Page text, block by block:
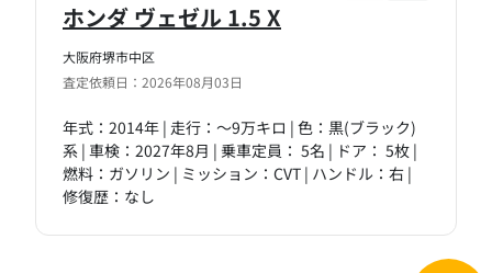
大阪府堺市中区
査定依頼日：2026年08月03日
ホンダ ヴェゼル 1.5 X
年式：2014年 | 走行：～9万キロ | 色：黒(ブラック)
系 | 車検：2027年8月 | 乗車定員： 5名 | ドア： 5枚 |
燃料：ガソリン | ミッション：CVT | ハンドル：右 |
修復歴：なし